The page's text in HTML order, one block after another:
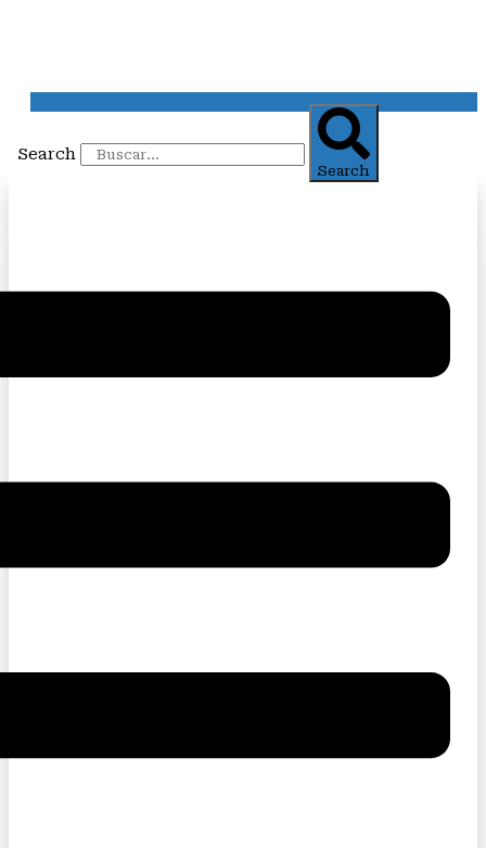
Search
Search